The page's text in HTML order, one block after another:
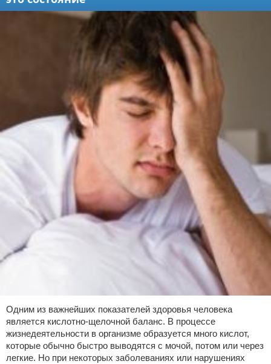
Одним из важнейших показателей здоровья человека
является кислотно-щелочной баланс. В процессе
жизнедеятельности в организме образуется много кислот,
которые обычно быстро выводятся с мочой, потом или через
легкие. Но при некоторых заболеваниях или нарушениях